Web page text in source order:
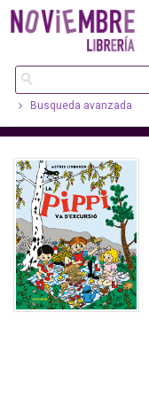
Busqueda avanzada